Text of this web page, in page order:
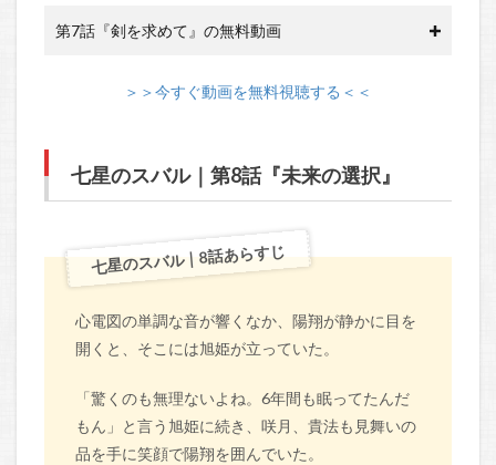
第7話『剣を求めて』の無料動画
＞＞今すぐ動画を無料視聴する＜＜
七星のスバル｜第8話『未来の選択』
七星のスバル｜8話あらすじ
心電図の単調な音が響くなか、陽翔が静かに目を
開くと、そこには旭姫が立っていた。
「驚くのも無理ないよね。6年間も眠ってたんだ
もん」と言う旭姫に続き、咲月、貴法も見舞いの
品を手に笑顔で陽翔を囲んでいた。